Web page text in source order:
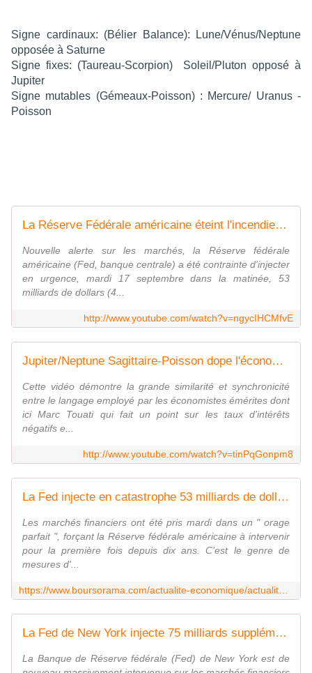
Signe cardinaux: (Bélier Balance): Lune/Vénus/Neptune
opposée à Saturne
Signe fixes: (Taureau-Scorpion) Soleil/Pluton opposé à
Jupiter
Signe mutables (Gémeaux-Poisson) : Mercure/ Uranus -
Poisson
La Réserve Fédérale américaine éteint l'incendie du krach en injectant 53 milliars de dollars
Nouvelle alerte sur les marchés, la Réserve fédérale
américaine (Fed, banque centrale) a été contrainte d'injecter
en urgence, mardi 17 septembre dans la matinée, 53
milliards de dollars (4...
http://www.youtube.com/watch?v=ngycIHCMfvE
Jupiter/Neptune Sagittaire-Poisson dope l'économie à l'opium, 2020 retour à la réalité Capricorne
Cette vidéo démontre la grande similarité et synchronicité
entre le langage employé par les économistes émérites dont
ici Marc Touati qui fait un point sur les taux d'intérêts
négatifs e...
http://www.youtube.com/watch?v=tinPqGonpm8
La Fed injecte en catastrophe 53 milliards de dollars de liquidités dans le système financier
Les marchés financiers ont été pris mardi dans un " orage
parfait ", forçant la Réserve fédérale américaine à intervenir
pour la première fois depuis dix ans. C'est le genre de
mesures d'...
La Fed de New York injecte 75 milliards supplémentaires dans le système financier
La Banque de Réserve fédérale (Fed) de New York est de